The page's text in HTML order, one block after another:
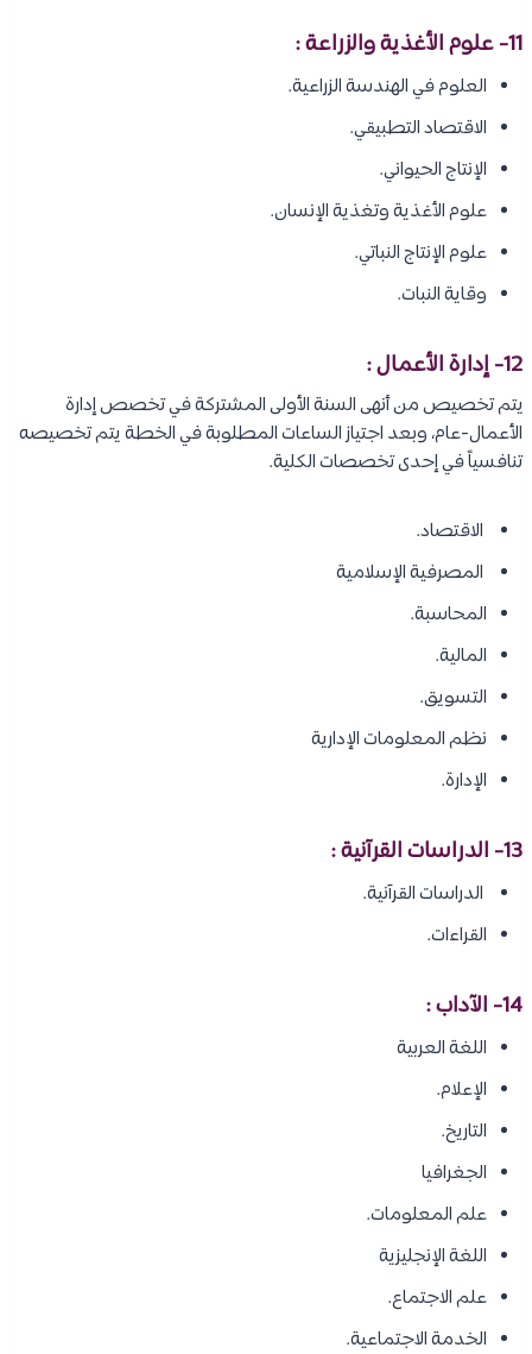
11- علوم الأغذية والزراعة :
العلوم في الهندسة الزراعية.
الاقتصاد التطبيقي.
الإنتاج الحيواني.
علوم الأغذية وتغذية الإنسان.
علوم الإنتاج النباتي.
وقاية النبات.
12- إدارة الأعمال :
يتم تخصيص من أنهى السنة الأولى المشتركة في تخصص إدارة
الأعمال-عام، وبعد اجتياز الساعات المطلوبة في الخطة يتم تخصيصه
تنافسياً في إحدى تخصصات الكلية.
الاقتصاد.
المصرفية الإسلامية
المحاسبة.
المالية.
التسويق.
نظم المعلومات الإدارية
الإدارة.
13- الدراسات القرآنية :
الدراسات القرآنية.
القراءات.
14- الآداب :
اللغة العربية
الإعلام.
التاريخ.
الجغرافيا
علم المعلومات.
اللغة الإنجليزية
علم الاجتماع.
الخدمة الاجتماعية.